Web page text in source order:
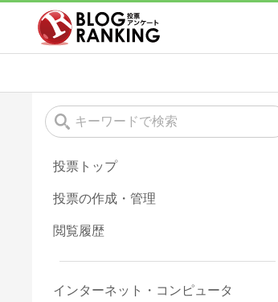
投票トップ
投票の作成・管理
閲覧履歴
インターネット・コンピュータ